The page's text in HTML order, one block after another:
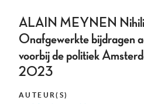
ALAIN MEYNEN
Onafgewerkte bijdragen
voorbij de politiek
2023
AUTEUR(S)